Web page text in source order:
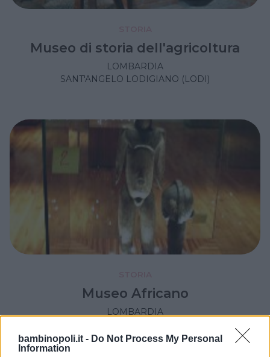
bambinopoli.it - Do Not Process My Personal
Information
Museo di storia dell'agricoltura
LOMBARDIA
SANT'ANGELO LODIGIANO (LODI)
Museo Africano
LOMBARDIA